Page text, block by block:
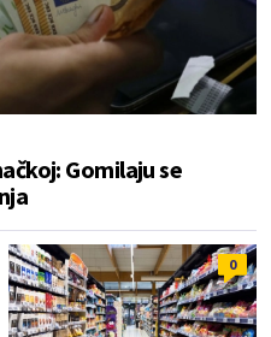
Gomilaju se
0